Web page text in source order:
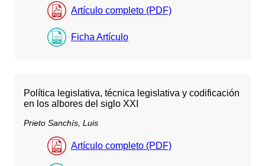
Artículo completo (PDF)
Ficha Artículo
Política legislativa, técnica legislativa y codificación
en los albores del siglo XXI
Prieto Sanchís, Luis
Artículo completo (PDF)